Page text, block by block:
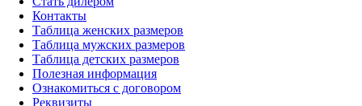
Контакты
Таблица женских размеров
Таблица мужских размеров
Таблица детских размеров
Полезная информация
Ознакомиться с договором
Реквизиты